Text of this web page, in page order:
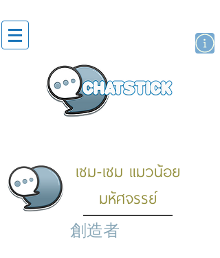
เซม-เซม แมวน้อย
มหัศจรรย์
創造者